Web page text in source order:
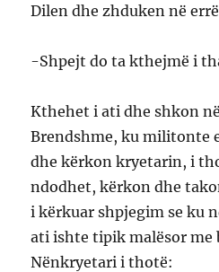
Dilen dhe zhduken në
-Shpejt do ta kthejmë i
Kthehet i ati dhe shkon
Brendshme, ku militonte
dhe kërkon kryetarin, i
ndodhet, kërkon dhe
i kërkuar shpjegim se ku
ati ishte tipik malësor me
Nënkryetari i thotë: